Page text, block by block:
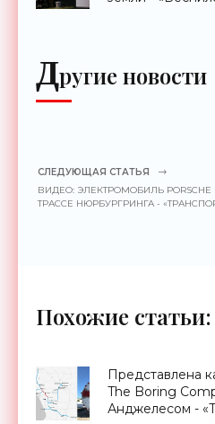
Другие новости
СЛЕДУЮЩАЯ СТАТЬЯ
ВИДЕО: ЭЛЕКТРОМОБИЛЬ PORSCHE
ТРАССЕ НЮРБУРГРИНГА -
Похожие статьи:
Представлена
The Boring
Анджелесом -